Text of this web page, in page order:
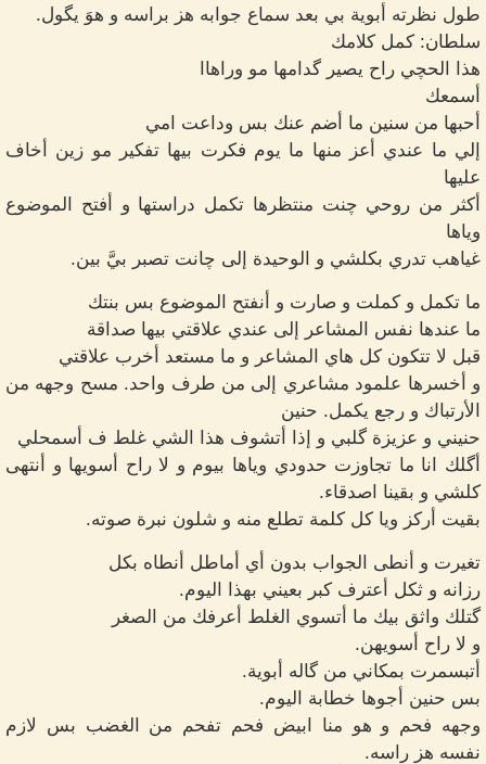
طول نظرته أبوية بي بعد سماع جوابه هز براسه و هوَ يگول.
سلطان: كمل كلامك
هذا الحچي راح يصير گدامها مو وراهاا
أسمعك
أحبها من سنين ما أضم عنك بس وداعت امي
إلي ما عندي أعز منها ما يوم فكرت بيها تفكير مو زين أخاف
عليها
أكثر من روحي چنت منتظرها تكمل دراستها و أفتح الموضوع
وياها
غياهب تدري بكلشي و الوحيدة إلى چانت تصبر بيَّ بين.
ما تكمل و كملت و صارت و أنفتح الموضوع بس بنتك
ما عندها نفس المشاعر إلى عندي علاقتي بيها صداقة
قبل لا تتكون كل هاي المشاعر و ما مستعد أخرب علاقتي
و أخسرها علمود مشاعري إلى من طرف واحد. مسح وجهه من
الأرتباك و رجع يكمل. حنين
حنيني و عزيزة گلبي و إذا أتشوف هذا الشي غلط ف أسمحلي
أگلك انا ما تجاوزت حدودي وياها بيوم و لا راح أسويها و أنتهى
كلشي و بقينا اصدقاء.
بقيت أركز ويا كل كلمة تطلع منه و شلون نبرة صوته.
تغيرت و أنطى الجواب بدون أي أماطل أنطاه بكل
رزانه و ثكل أعترف كبر بعيني بهذا اليوم.
گتلك واثق بيك ما أتسوي الغلط أعرفك من الصغر
و لا راح أسويهن.
أتبسمرت بمكاني من گاله أبوية.
بس حنين أجوها خطابة اليوم.
وجهه فحم و هو منا ابيض فحم تفحم من الغضب بس لازم
نفسه هز راسه.